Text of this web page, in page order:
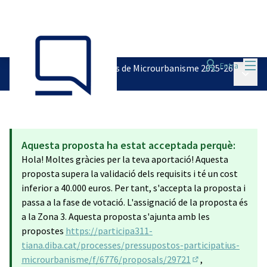
Entra
Pressupostos Participatius de Microurbanisme 2025-26
Recollida de propostes
Aquesta proposta ha estat acceptada perquè:
Hola! Moltes gràcies per la teva aportació! Aquesta
proposta supera la validació dels requisits i té un cost
inferior a 40.000 euros. Per tant, s'accepta la proposta i
passa a la fase de votació. L'assignació de la proposta és
a la Zona 3. Aquesta proposta s'ajunta amb les
propostes https://participa311-
tiana.diba.cat/processes/pressupostos-participatius-
microurbanisme/f/6776/proposals/29721
,